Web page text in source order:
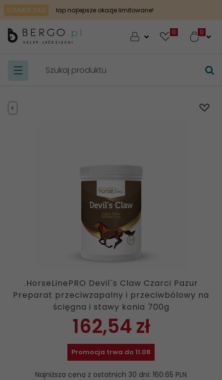
SUMMER SALE łap najlepsze okazje limitowane!
SKLEP JEŹDZIECKI
0
.HorseLinePRO Devil`s Claw Czarci Pazur
Preparat przeciwzapalny i przeciwbólowy na
ścięgna i stawy konia 700g
162,54 zł
Promocja trwa do 11.08
Najniższa cena z ostatnich 30 dni: 160.65 PLN